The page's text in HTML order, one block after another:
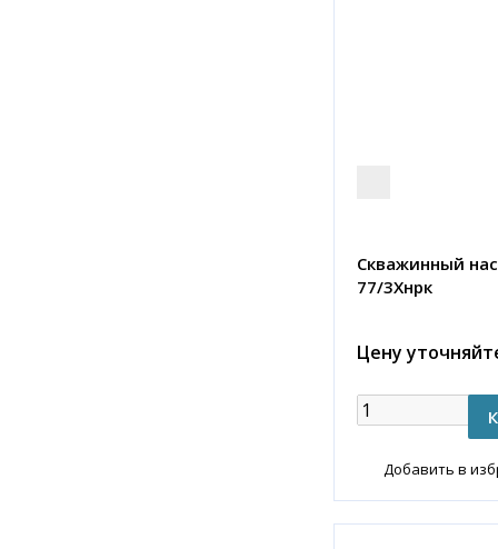
Скважинный
77/3Хнрк
Цену
Добавить в